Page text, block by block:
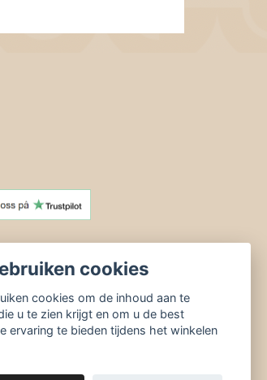
cookies
cookies om de inhoud aan te
u te zien krijgt en om u de best
ervaring te bieden tijdens het winkelen